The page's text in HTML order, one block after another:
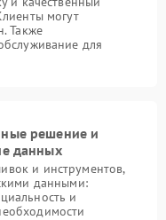
могут
Также
для
решение и
данных
и инструментов,
данными:
и